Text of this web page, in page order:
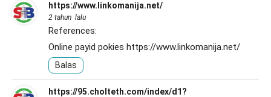
https://www.linkomanija.net/
2 tahun lalu
References:
Online payid pokies https://www.linkomanija.net/
Balas
https://95.cholteth.com/index/d1?